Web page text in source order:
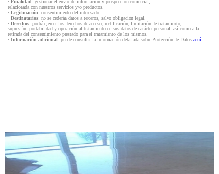
· Finalidad: gestionar el envío de información y prospección comercial,
relacionada con nuestros servicios y/o productos.
· Legitimación: consentimiento del interesado.
· Destinatarios: no se cederán datos a terceros, salvo obligación legal.
· Derechos: podrá ejercer los derechos de acceso, rectificación, limitación de tratamiento,
supresión, portabilidad y oposición al tratamiento de sus datos de carácter personal, así como a la
retirada del consentimiento prestado para el tratamiento de los mismos.
· Información adicional: puede consultar la información detallada sobre Protección de Datos aquí.